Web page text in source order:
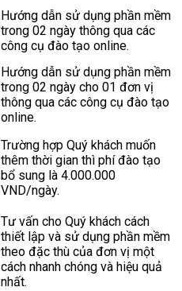
Hướng dẫn sử dụng phần mềm
trong 02 ngày thông qua các
công cụ đào tạo online.
Hướng dẫn sử dụng phần mềm
trong 02 ngày cho 01 đơn vị
thông qua các công cụ đào tạo
online.
Trường hợp Quý khách muốn
thêm thời gian thì phí đào tạo
bổ sung là 4.000.000
VND/ngày.
Tư vấn cho Quý khách cách
thiết lập và sử dụng phần mềm
theo đặc thù của đơn vị một
cách nhanh chóng và hiệu quả
nhất.